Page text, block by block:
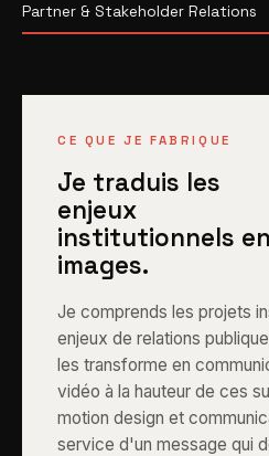
Partner & Stakeholder Relations
CE QUE JE FABRIQUE
Je traduis les
enjeux
institutionnels en
images.
Je comprends les projets
enjeux de relations
les transforme en
vidéo à la hauteur de ces
motion design et
service d'un message qui